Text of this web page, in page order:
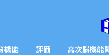
機能 評価 高次脳機能